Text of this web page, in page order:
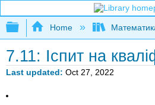
Expand/collapse
Home
7.11: Іспит на
Last updated Oct 27, 2022